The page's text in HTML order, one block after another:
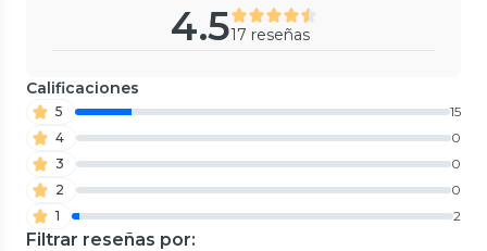
4.517 reseñas
Calificaciones
5
15
4
0
3
0
2
0
1
2
Filtrar reseñas por: